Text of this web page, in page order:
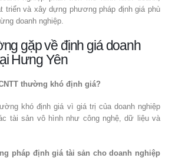
triển và xây dựng phương pháp định giá phù
doanh nghiệp.
gặp về định giá doanh
Hưng Yên
thường khó định giá?
khó định giá vì giá trị của doanh nghiệp
tài sản vô hình như công nghệ, dữ liệu và
pháp định giá tài sản cho doanh nghiệp